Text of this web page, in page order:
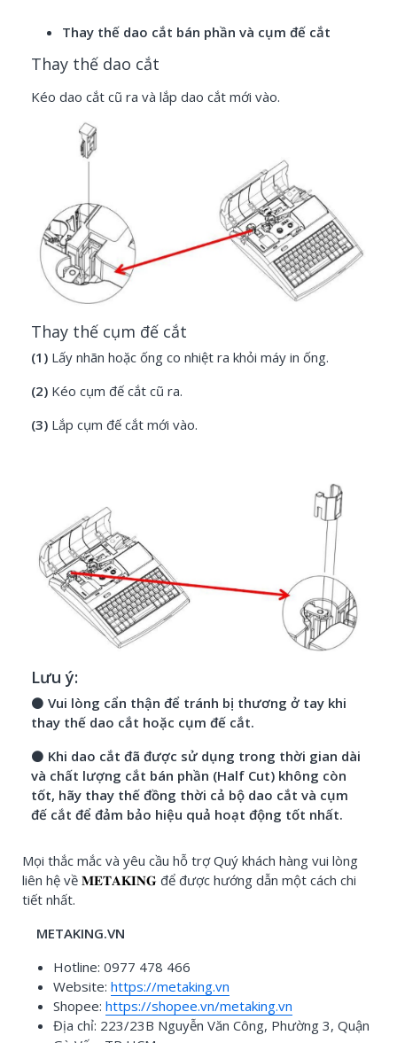
Thay thế dao cắt bán phần và cụm đế cắt
Thay thế dao cắt
Kéo dao cắt cũ ra và lắp dao cắt mới vào.
Thay thế cụm đế cắt
(1) Lấy nhãn hoặc ống co nhiệt ra khỏi máy in ống.
(2) Kéo cụm đế cắt cũ ra.
(3) Lắp cụm đế cắt mới vào.
Lưu ý:
⚫ Vui lòng cẩn thận để tránh bị thương ở tay khi
thay thế dao cắt hoặc cụm đế cắt.
⚫ Khi dao cắt đã được sử dụng trong thời gian dài
và chất lượng cắt bán phần (Half Cut) không còn
tốt, hãy thay thế đồng thời cả bộ dao cắt và cụm
đế cắt để đảm bảo hiệu quả hoạt động tốt nhất.
Mọi thắc mắc và yêu cầu hỗ trợ Quý khách hàng vui lòng
liên hệ về 𝐌𝐄𝐓𝐀𝐊𝐈𝐍𝐆 để được hướng dẫn một cách chi
tiết nhất.
METAKING.VN
Hotline: 0977 478 466
Website: https://metaking.vn
Shopee: https://shopee.vn/metaking.vn
Địa chỉ: 223/23B Nguyễn Văn Công, Phường 3, Quận